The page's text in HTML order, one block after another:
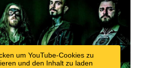
um YouTube-Cookies zu
und den Inhalt zu laden